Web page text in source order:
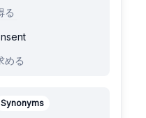
る
める
Synonyms